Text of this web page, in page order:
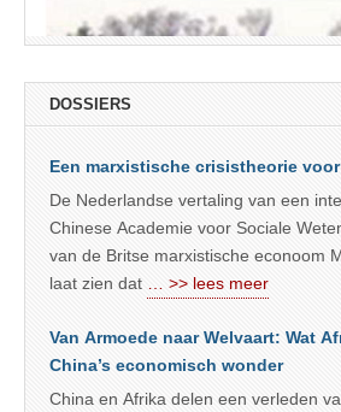
DOSSIERS
Een marxistische crisistheorie
De Nederlandse vertaling van een
Chinese Academie voor Sociale
van de Britse marxistische econoom
laat zien dat … >> lees meer
Van Armoede naar Welvaart: Wat
China’s economisch wonder
China en Afrika delen een verleden